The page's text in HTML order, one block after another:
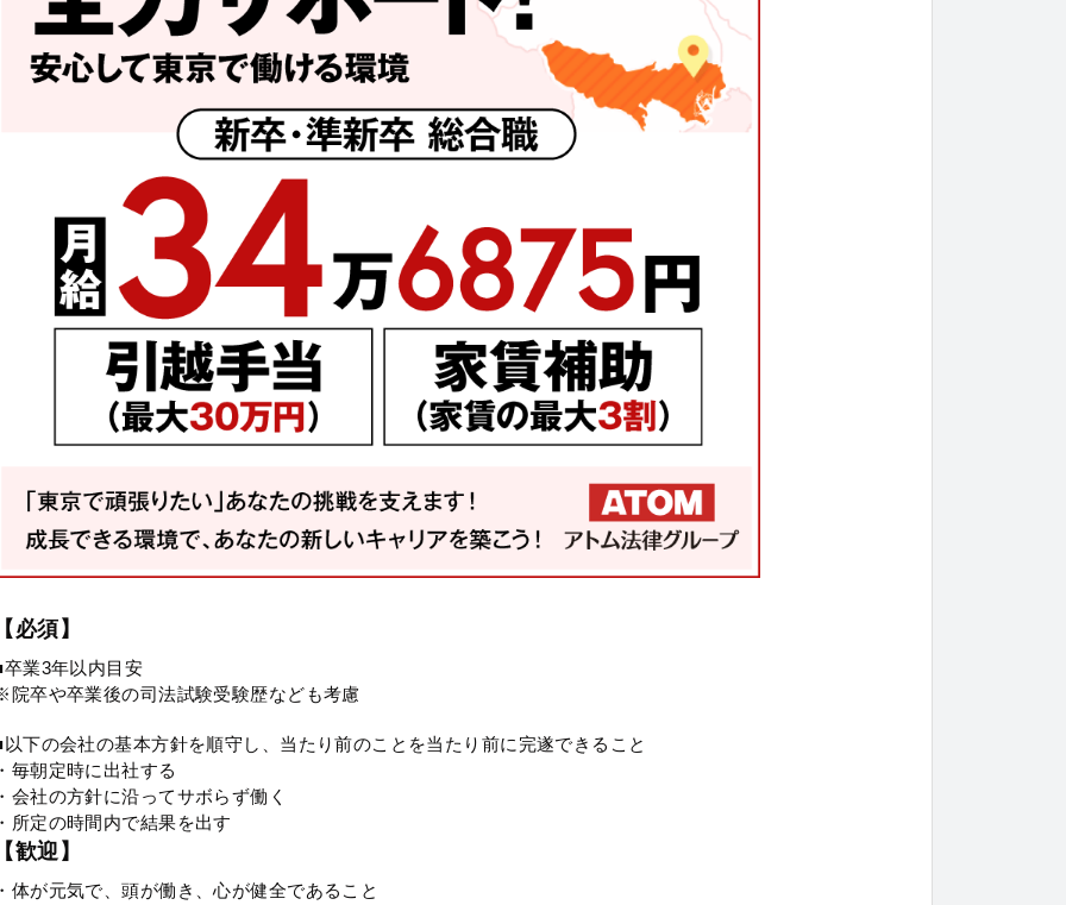
必須】
卒業3年以内目安
院卒や卒業後の司法試験受験歴なども考慮
以下の会社の基本方針を順守し、当たり前のことを当たり前に完遂できること
毎朝定時に出社する
会社の方針に沿ってサボらず働く
所定の時間内で結果を出す
歓迎】
体が元気で、頭が働き、心が健全であること